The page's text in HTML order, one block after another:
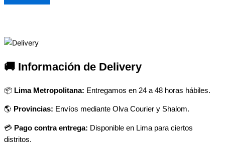
🚚 Información de Delivery
📦 Lima Metropolitana: Entregamos en 24 a 48 horas hábiles.
🌎 Provincias: Envíos mediante Olva Courier y Shalom.
💳 Pago contra entrega: Disponible en Lima para ciertos
distritos.